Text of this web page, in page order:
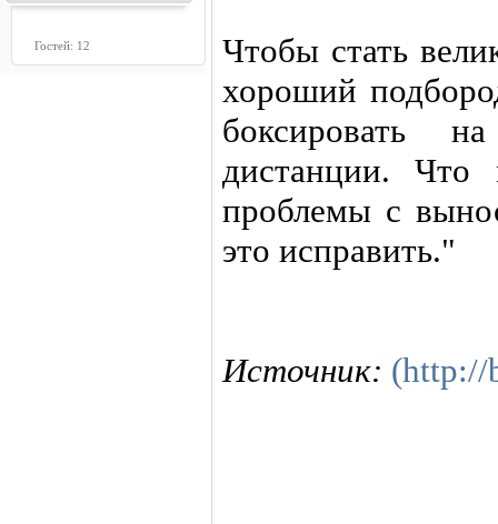
Гостей: 12
Чтобы стать
хороший
боксировать
дистанции.
проблемы с
это исправить."
Источник: (http://